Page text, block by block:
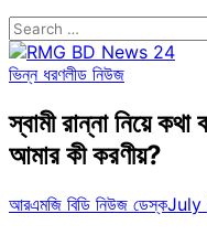
Search
for:
ভিন্ন ধরণলীড নিউজ
স্বামী রান্না নিয়ে
আমার কী করণীয়?
আরএমজি বিডি নিউজ ডেস্কJuly